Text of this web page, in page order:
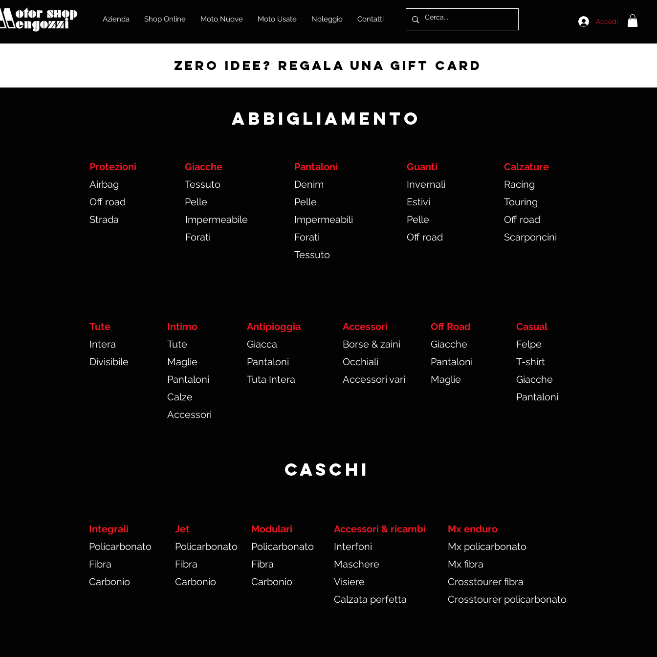
Accedi
Azienda Shop Online Moto Nuove Moto Usate Noleggio Contatti
zero idee? regala una gift card
Abbigliamento
Protezioni
Airbag
Off road
Strada
Giacche
Tessuto
Pelle
Impermeabile
Forati
Pantaloni
Denim
Pelle
Impermeabili
Forati
Tessuto
Guanti
Invernali
Estivi
Pelle
Off road
Calzature
Racing
Touring
Off road
Scarponcini
Tute
Intera
Divisibile
Intimo
Tute
Maglie
Pantaloni
Calze
Accessori
Antipioggia
Giacca
Pantaloni
Tuta Intera
Accessori
Borse & zaini
Occhiali
Accessori vari
Off Road
Giacche
Pantaloni
Maglie
Casual
Felpe
T-shirt
Giacche
Pantaloni
Caschi
Integrali
Policarbonato
Fibra
Carbonio
Jet
Policarbonato
Fibra
Carbonio
Modulari
Policarbonato
Fibra
Carbonio
Accessori & ricambi
Interfoni
Maschere
Visiere
Calzata perfetta
Mx enduro
Mx policarbonato
Mx fibra
Crosstourer fibra
Crosstourer policarbonato